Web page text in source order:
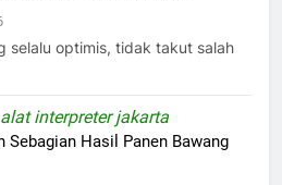
selalu optimis, tidak takut salah
interpreter jakarta
Sebagian Hasil Panen Bawang